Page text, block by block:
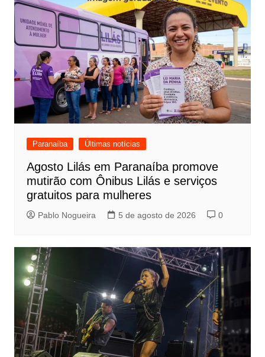
Paranaíba Últimas notícias
Agosto Lilás em Paranaíba promove
mutirão com Ônibus Lilás e serviços
gratuitos para mulheres
Pablo Nogueira 5 de agosto de 2026 0